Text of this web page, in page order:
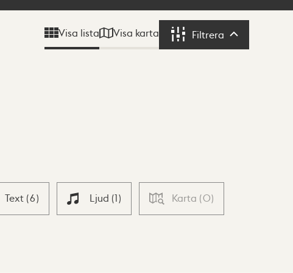
Visa lista Visa karta Filtrera Filtrera
Text (6) Ljud (1) Karta (0)